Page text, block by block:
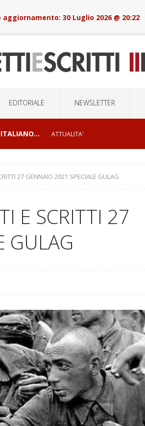
30 Luglio 2026 @ 20:22
EDITORIALE NEWSLETTER
ITALIANO… ATTUALITA'
GUERRE CONFLITTI GEOPOLITICI
27 GENNAIO 2021 SPECIALE GULAG
E SCRITTI 27
GULAG